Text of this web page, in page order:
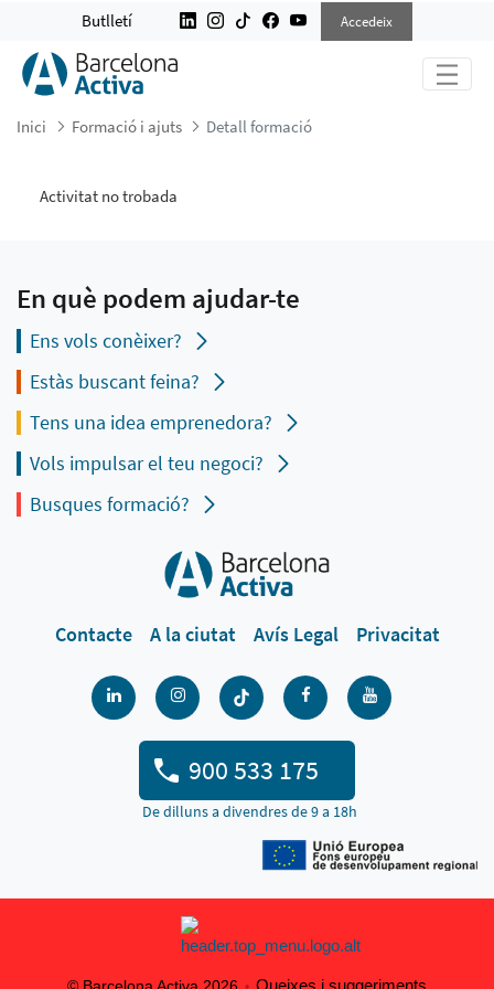
DETALL FORMACIÓ
Butlletí Accedeix
Inici Formació i ajuts Detall formació
Activitat no trobada
En què podem ajudar-te
Ens vols conèixer?
Estàs buscant feina?
Tens una idea emprenedora?
Vols impulsar el teu negoci?
Busques formació?
Contacte A la ciutat Avís Legal Privacitat
900 533 175
De dilluns a divendres de 9 a 18h